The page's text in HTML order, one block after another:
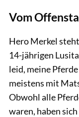
Vom
Hero Merkel
14-jährigen
leid, meine
meistens mit
Obwohl alle
waren, haben